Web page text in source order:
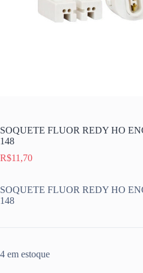
SOQUETE FLUOR REDY HO
148
R$11,70
SOQUETE FLUOR REDY HO
148
4 em estoque